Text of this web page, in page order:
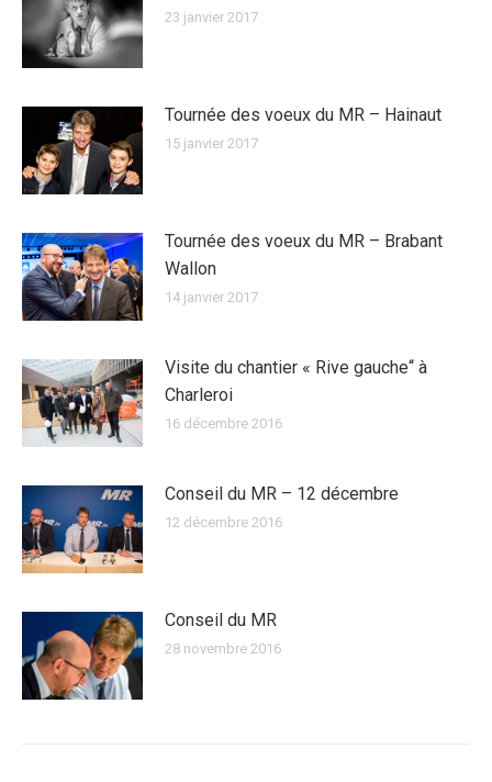
23 janvier 2017
Tournée des voeux du MR – Hainaut
15 janvier 2017
Tournée des voeux du MR – Brabant
Wallon
14 janvier 2017
Visite du chantier « Rive gauche“ à
Charleroi
16 décembre 2016
Conseil du MR – 12 décembre
12 décembre 2016
Conseil du MR
28 novembre 2016